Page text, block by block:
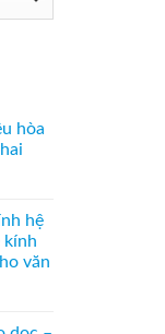
hòa
hệ
kính
văn